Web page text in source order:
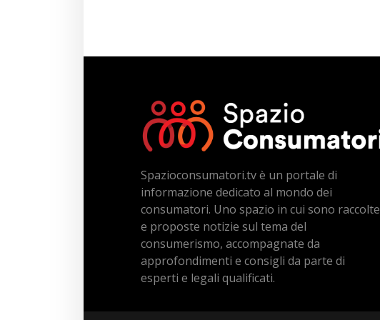
Spazioconsumatori.tv è un portale di
informazione dedicato al mondo dei
consumatori. Uno spazio in cui sono raccolte
e proposte notizie sul tema del
consumerismo, accompagnate da
approfondimenti e consigli da parte di
esperti e legali qualificati.